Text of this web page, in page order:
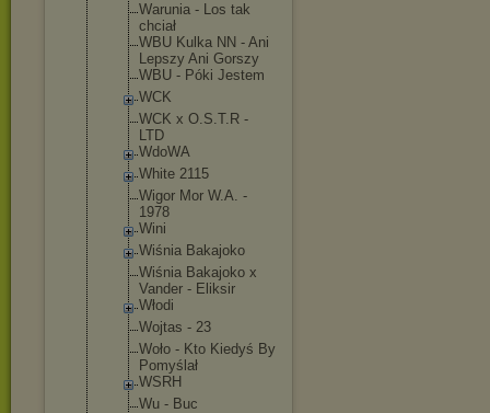
Warunia - Los tak
chciał
WBU Kulka NN - Ani
Lepszy Ani Gorszy
WBU - Póki Jestem
WCK
WCK x O.S.T.R -
LTD
WdoWA
White 2115
Wigor Mor W.A. -
1978
Wini
Wiśnia Bakajoko
Wiśnia Bakajoko x
Vander - Eliksir
Włodi
Wojtas - 23
Woło - Kto Kiedyś By
Pomyślał
WSRH
Wu - Buc